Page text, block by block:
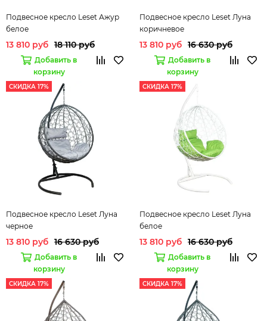
Подвесное кресло Leset Ажур
белое
13 810 руб 18 110 руб
Добавить в
корзину
Подвесное кресло Leset Луна
коричневое
13 810 руб 16 630 руб
Добавить в
корзину
СКИДКА 17%
Подвесное кресло Leset Луна
черное
13 810 руб 16 630 руб
Добавить в
корзину
СКИДКА 17%
Подвесное кресло Leset Луна
белое
13 810 руб 16 630 руб
Добавить в
корзину
СКИДКА 17% СКИДКА 17%